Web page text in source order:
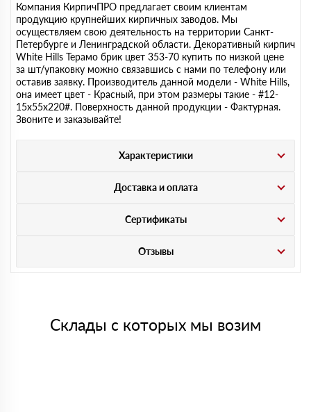
Компания КирпичПРО предлагает своим клиентам
продукцию крупнейших кирпичных заводов. Мы
осуществляем свою деятельность на территории Санкт-
Петербурге и Ленинградской области. Декоративный кирпич
White Hills Терамо брик цвет 353-70 купить по низкой цене
за шт/упаковку можно связавшись с нами по телефону или
оставив заявку. Производитель данной модели - White Hills,
она имеет цвет - Красный, при этом размеры такие - #12-
15х55х220#. Поверхность данной продукции - Фактурная.
Звоните и заказывайте!
Характеристики
Доставка и оплата
Сертификаты
Отзывы
Склады с которых мы возим